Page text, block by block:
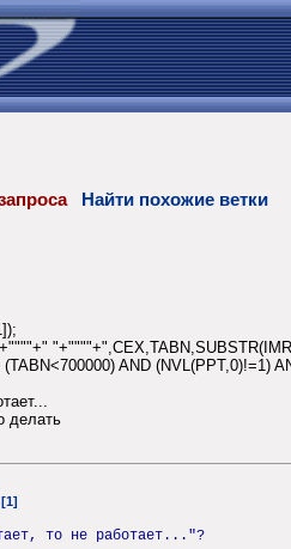
Найти похожие ветки
AND (NVL(PPT,0)!=1)
делать
[1]
то не работает..."?